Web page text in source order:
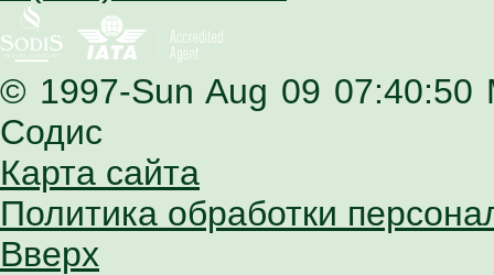
© 1997-Sun Aug 09 07:40:50
Содис
Карта сайта
Политика обработки
Вверх